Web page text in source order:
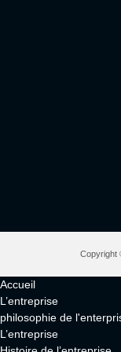
Copyright
Accueil
L’entreprise
philosophie de
L’entreprise